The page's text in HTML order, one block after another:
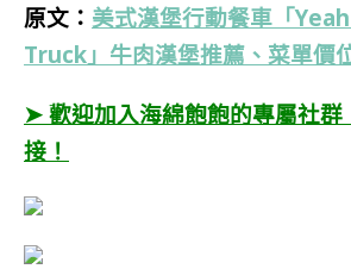
原文： 美式漢堡行動餐車「
Truck」牛肉漢堡推薦、菜單價
➤ 歡迎加入海綿飽飽的專屬社群
接！